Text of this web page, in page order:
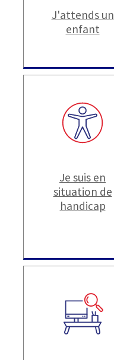
J'attends un
enfant
Je suis en
situation de
handicap